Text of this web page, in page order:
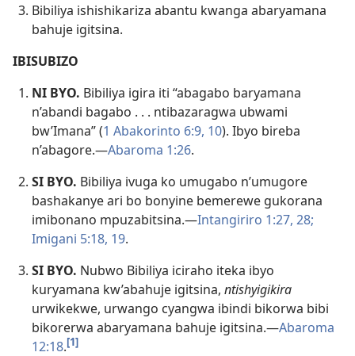
Bibiliya ishishikariza abantu kwanga abaryamana
bahuje igitsina.
IBISUBIZO
NI BYO. Bibiliya igira iti “abagabo baryamana
n’abandi bagabo . . . ntibazaragwa ubwami
bw’Imana” (1 Abakorinto 6:9, 10). Ibyo bireba
n’abagore.—Abaroma 1:26.
SI BYO. Bibiliya ivuga ko umugabo n’umugore
bashakanye ari bo bonyine bemerewe gukorana
imibonano mpuzabitsina.—Intangiriro 1:27, 28;
Imigani 5:18, 19.
SI BYO. Nubwo Bibiliya iciraho iteka ibyo
kuryamana kw’abahuje igitsina, ntishyigikira
urwikekwe, urwango cyangwa ibindi bikorwa bibi
bikorerwa abaryamana bahuje igitsina.—Abaroma
12:18.[1]